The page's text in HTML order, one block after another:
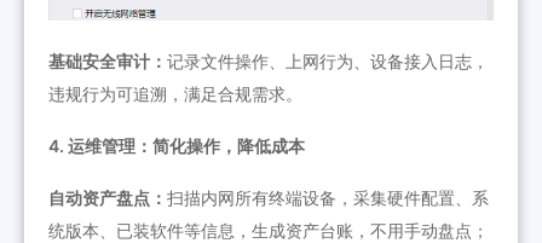
基础安全审计： 记录文件操作、上网行为、设备接入日志，
违规行为可追溯，满足合规需求。
4. 运维管理：简化操作，降低成本
自动资产盘点： 扫描内网所有终端设备，采集硬件配置、系
统版本、已装软件等信息，生成资产台账，不用手动盘点；